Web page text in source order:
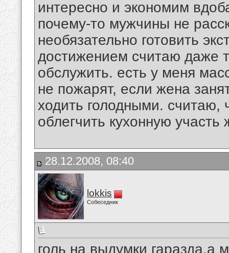
интересно и экономим
почему-то мужчины не
необязательно готовить
достижением считаю даже
обслужить. есть у меня
не пожарят, если жена
ходить голодными. считаю,
облегчить кухонную участь
28.12.2008, 08:40
lokkis
Собеседник
голь на выдумки гаразда,а